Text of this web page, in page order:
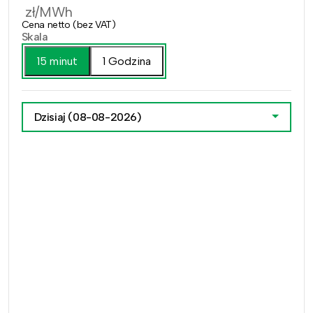
zł/MWh
Cena netto (bez VAT)
Skala
15 minut
1 Godzina
Dzisiaj (08-08-2026)